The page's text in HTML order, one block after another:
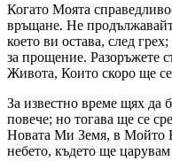
Когато Моята
връщане. Не
което ви остава, след
за прощение. Разоръжете
Живота, Които скоро ще
За известно време щях да
повече; но тогава ще се
Новата Ми Земя, в Мойто
небето, където ще